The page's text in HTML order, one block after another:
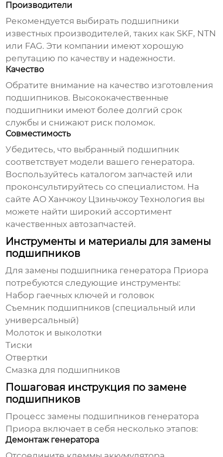
Производители
Рекомендуется выбирать подшипники
известных производителей, таких как SKF, NTN
или FAG. Эти компании имеют хорошую
репутацию по качеству и надежности.
Качество
Обратите внимание на качество изготовления
подшипников. Высококачественные
подшипники имеют более долгий срок
службы и снижают риск поломок.
Совместимость
Убедитесь, что выбранный подшипник
соответствует модели вашего генератора.
Воспользуйтесь каталогом запчастей или
проконсультируйтесь со специалистом. На
сайтеАО Ханчжоу Цзиньчжоу Технология вы
можете найти широкий ассортимент
качественных автозапчастей.
Инструменты и материалы для замены
подшипников
Для замены подшипника генератора Приора
потребуются следующие инструменты:
Набор гаечных ключей и головок
Съемник подшипников (специальный или
универсальный)
Молоток и выколотки
Тиски
Отвертки
Смазка для подшипников
Пошаговая инструкция по замене
подшипников
Процесс замены подшипников генератора
Приора включает в себя несколько этапов:
Демонтаж генератора